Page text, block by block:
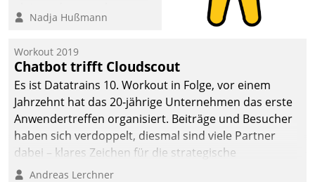
methodisch
Quartier. Dazwischen
zeigte Datatrain, was es
Neues zu bieten hat.
Nadja Hußmann
Workout 2019
Chatbot trifft Cloudscout
Es ist Datatrains 10. Workout in Folge, vor einem
Jahrzehnt hat das 20-jährige Unternehmen das erste
Anwendertreffen organisiert. Beiträge und Besucher
haben sich verdoppelt, diesmal sind viele Partner
dabei – klares Zeichen für die strategische
Fokussierung auf den Kunden.
Andreas Lerchner